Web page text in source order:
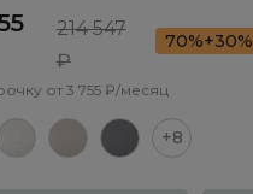
214 547
₽
70%+30%
от3 755 ₽/месяц
+8